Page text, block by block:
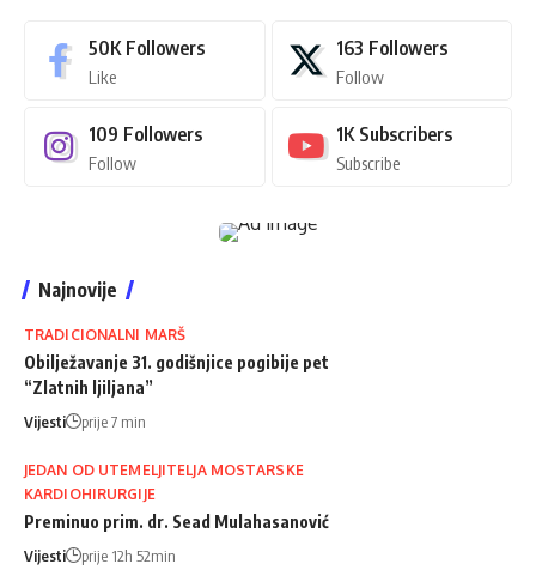
50K Followers
Like
163 Followers
Follow
109 Followers
Follow
1K Subscribers
Subscribe
Najnovije
TRADICIONALNI MARŠ
Obilježavanje 31. godišnjice pogibije pet
“Zlatnih ljiljana”
Vijesti prije 7 min
JEDAN OD UTEMELJITELJA MOSTARSKE
KARDIOHIRURGIJE
Preminuo prim. dr. Sead Mulahasanović
Vijesti prije 12h 52min